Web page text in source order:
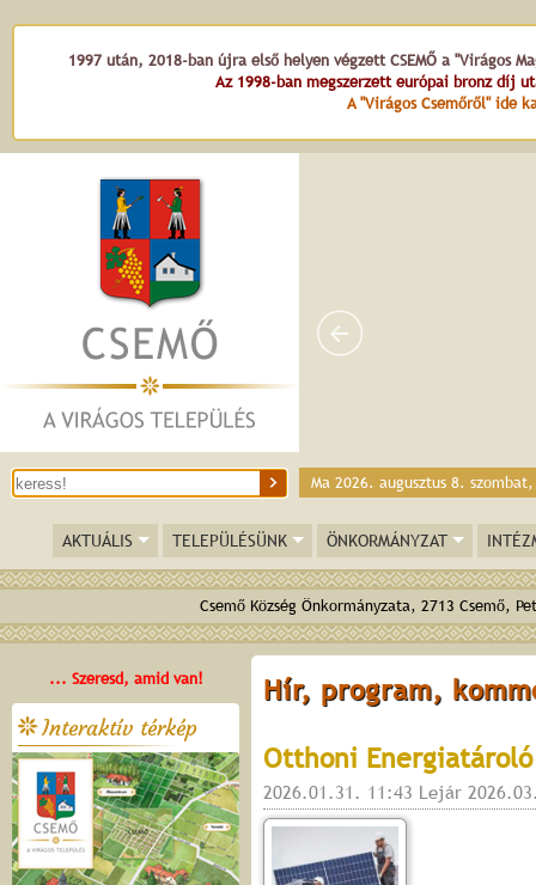
1997 után, 2018-ban újra első helyen végzett CSEMŐ a "Virágos
Az 1998-ban megszerzett európai bronz díj
A "Virágos Csemőről" ide
Ma 2026. augusztus 8.
AKTUÁLIS TELEPÜLÉSÜNK ÖNKORMÁNYZAT
Csemő Község Önkormányzata, 2713
... Szeresd, amid van!
Interaktív térkép
Hír, program,
Otthoni
2026.01.31. 11:43 Lejár